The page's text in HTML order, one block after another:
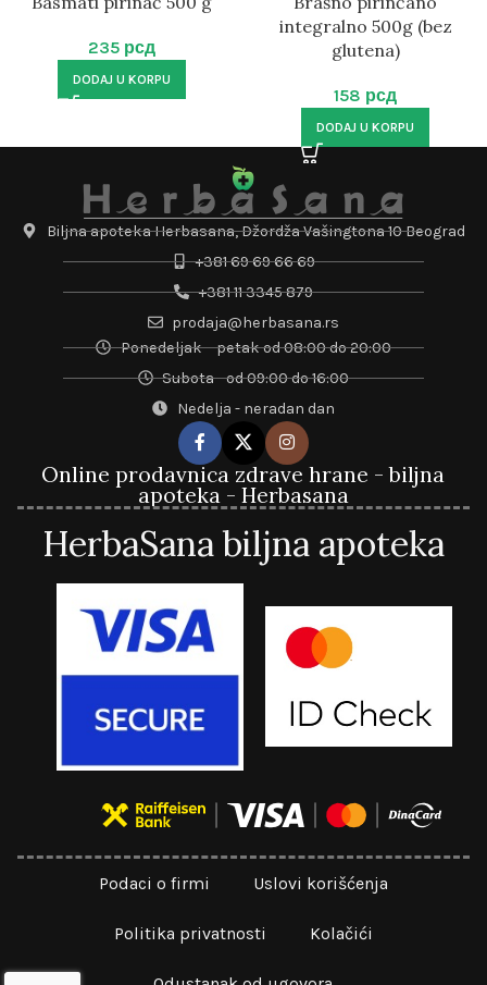
235 рсд
DODAJ U KORPU
integralno 500g (bez
glutena)
158 рсд
DODAJ U KORPU
Biljna apoteka Herbasana, Džordža Vašingtona 10 Beograd
+381 69 69 66 69
+381 11 3345 879
prodaja@herbasana.rs
Ponedeljak – petak od 08:00 do 20:00
Subota - od 09:00 do 16:00
Nedelja - neradan dan
Online prodavnica zdrave hrane - biljna
apoteka - Herbasana
HerbaSana biljna apoteka
Podaci o firmi Uslovi korišćenja
Politika privatnosti Kolačići